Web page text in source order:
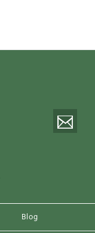
Blog